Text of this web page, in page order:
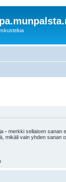
- merkki sellaisen sanan
mikäli vain yhden sanan